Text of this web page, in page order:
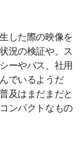
した際の映像を
況の検証や、ス
ーやバス、社用
でいるようだ
及はまだまだと
ンパクトなもの